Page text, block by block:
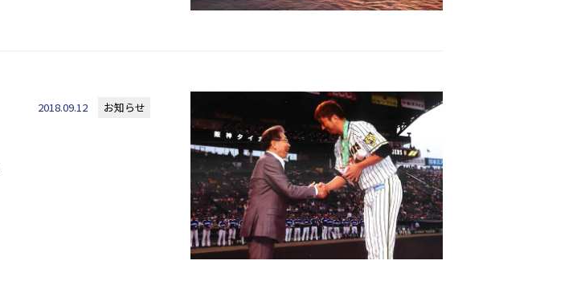
2018.09.12 お知らせ